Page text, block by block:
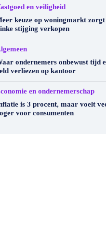
en veiligheid
keuze op woningmarkt
stijging verkopen
ondernemers onbewust tijd
verliezen op kantoor
en ondernemerschap
is 3 procent, maar voelt
voor consumenten